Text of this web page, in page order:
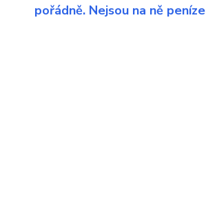
pořádně. Nejsou na ně peníze